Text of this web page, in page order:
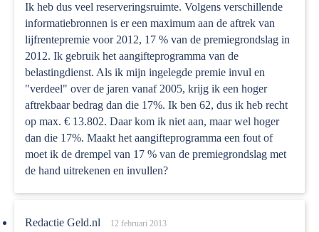
Ik heb dus veel reserveringsruimte. Volgens verschillende
informatiebronnen is er een maximum aan de aftrek van
lijfrentepremie voor 2012, 17 % van de premiegrondslag in
2012. Ik gebruik het aangifteprogramma van de
belastingdienst. Als ik mijn ingelegde premie invul en
"verdeel" over de jaren vanaf 2005, krijg ik een hoger
aftrekbaar bedrag dan die 17%. Ik ben 62, dus ik heb recht
op max. € 13.802. Daar kom ik niet aan, maar wel hoger
dan die 17%. Maakt het aangifteprogramma een fout of
moet ik de drempel van 17 % van de premiegrondslag met
de hand uitrekenen en invullen?
Redactie Geld.nl 12 februari 2013